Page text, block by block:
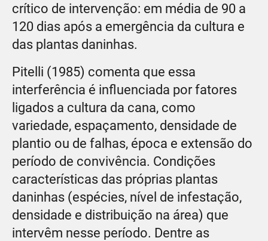
crítico de intervenção: em média de 90 a
120 dias após a emergência da cultura e
das plantas daninhas.
Pitelli (1985) comenta que essa
interferência é influenciada por fatores
ligados a cultura da cana, como
variedade, espaçamento, densidade de
plantio ou de falhas, época e extensão do
período de convivência. Condições
características das próprias plantas
daninhas (espécies, nível de infestação,
densidade e distribuição na área) que
intervêm nesse período. Dentre as